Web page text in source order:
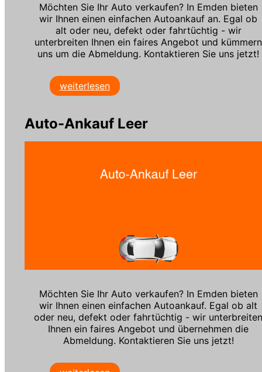
Möchten Sie Ihr Auto verkaufen? In Emden bieten
wir Ihnen einen einfachen Autoankauf an. Egal ob
alt oder neu, defekt oder fahrtüchtig - wir
unterbreiten Ihnen ein faires Angebot und kümmern
uns um die Abmeldung. Kontaktieren Sie uns jetzt!
weiterlesen
Auto-Ankauf Leer
Möchten Sie Ihr Auto verkaufen? In Emden bieten
wir Ihnen einen einfachen Autoankauf. Egal ob alt
oder neu, defekt oder fahrtüchtig - wir
Ihnen ein faires Angebot und übernehmen die
Abmeldung. Kontaktieren Sie uns jetzt!